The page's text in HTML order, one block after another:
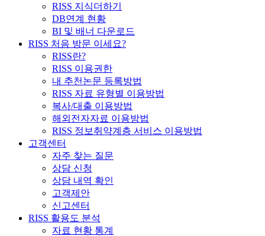
RISS 지식더하기
DB연계 현황
BI 및 배너 다운로드
RISS 처음 방문 이세요?
RISS란?
RISS 이용권한
내 추천논문 등록방법
RISS 자료 유형별 이용방법
복사/대출 이용방법
해외전자자료 이용방법
RISS 정보취약계층 서비스 이용방법
고객센터
자주 찾는 질문
상담 신청
상담 내역 확인
고객제안
신고센터
RISS 활용도 분석
자료 현황 통계